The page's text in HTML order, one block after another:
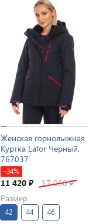
Женская горнолыжная
Куртка Lafor Черный,
767037
-34%
11 420 ₽ 17 060₽
Размер
42 44 46